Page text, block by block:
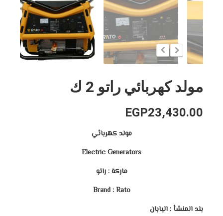
مولد كهربائي راتو 2 ك
EGP23,430.00
مولد كهربائي
Electric Generators
ماركة : راتو
Brand : Rato
بلد المنشأ : اليابان